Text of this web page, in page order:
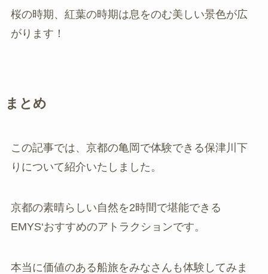
桜の時期、紅葉の時期は息をのむ美しい景色が広
がります！
まとめ
この記事では、京都の亀岡で体験できる保津川下
りについて紹介いたしました。
京都の素晴らしい自然を2時間で堪能できる
EMYS‘おすすめのアトラクションです。
本当に価値のある船旅をみなさんも体験してみま